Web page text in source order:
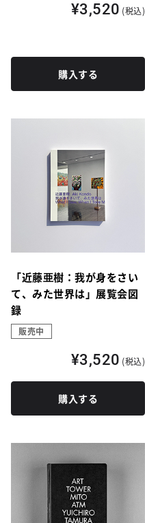
¥3,520 (税込)
購入する
「近藤亜樹：我が身をさい
て、みた世界は」展覧会図
録
販売中
¥3,520 (税込)
購入する